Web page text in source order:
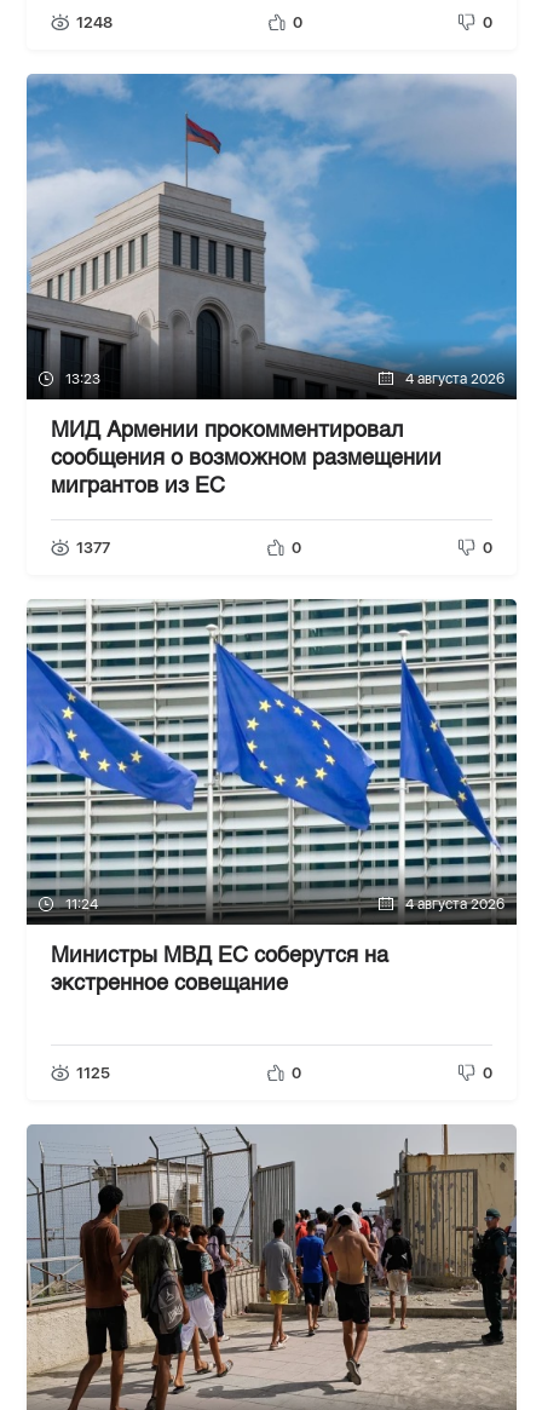
1248 0 0
13:23 4 августа 2026
МИД Армении прокомментировал
сообщения о возможном размещении
мигрантов из ЕС
1377 0 0
11:24 4 августа 2026
Министры МВД ЕС соберутся на
экстренное совещание
1125 0 0